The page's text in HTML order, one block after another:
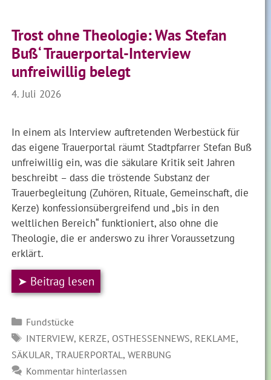
Trost ohne Theologie: Was Stefan
Buß‘ Trauerportal-Interview
unfreiwillig belegt
4. Juli 2026
In einem als Interview auftretenden Werbestück für
das eigene Trauerportal räumt Stadtpfarrer Stefan Buß
unfreiwillig ein, was die säkulare Kritik seit Jahren
beschreibt – dass die tröstende Substanz der
Trauerbegleitung (Zuhören, Rituale, Gemeinschaft, die
Kerze) konfessionsübergreifend und „bis in den
weltlichen Bereich“ funktioniert, also ohne die
Theologie, die er anderswo zu ihrer Voraussetzung
erklärt.
➤ Beitrag lesen
Kategorien
Fundstücke
SCHLAGWÖRTER
INTERVIEW, KERZE, OSTHESSENNEWS, REKLAME,
SÄKULAR,TRAUERPORTAL ,WERBUNG
Kommentar hinterlassen